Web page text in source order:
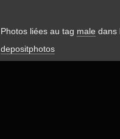
Photos liées au tag male dans
depositphotos